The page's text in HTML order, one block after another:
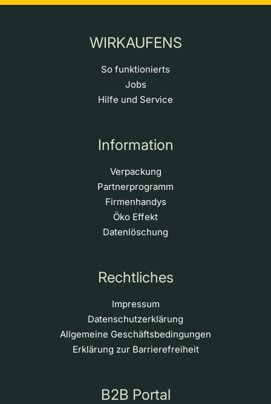
WIRKAUFENS
So funktionierts
Jobs
Hilfe und Service
Information
Verpackung
Partnerprogramm
Firmenhandys
Öko Effekt
Datenlöschung
Rechtliches
Impressum
Datenschutzerklärung
Allgemeine Geschäftsbedingungen
Erklärung zur Barrierefreiheit
B2B Portal